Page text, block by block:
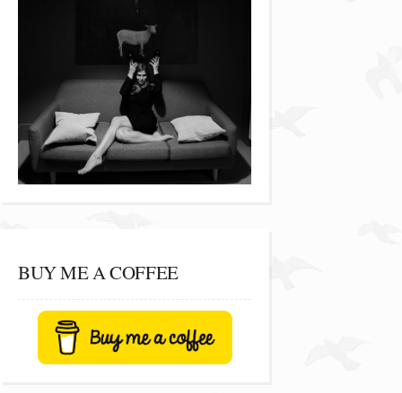
BUY ME A COFFEE